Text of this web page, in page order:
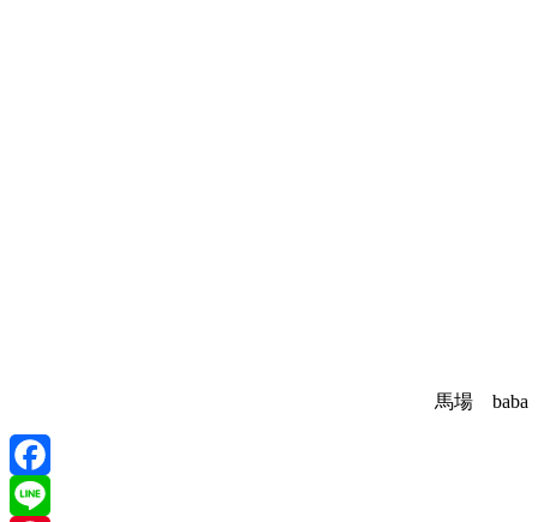
馬場 baba
Facebook